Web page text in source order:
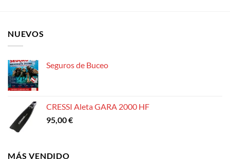
NUEVOS
Seguros de Buceo
CRESSI Aleta GARA 2000 HF
95,00€
MÁS VENDIDO